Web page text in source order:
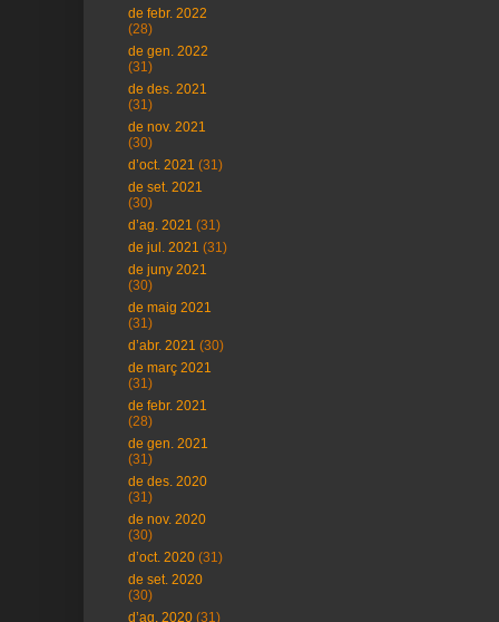
de febr. 2022
(28)
de gen. 2022
(31)
de des. 2021
(31)
de nov. 2021
(30)
d’oct. 2021 (31)
de set. 2021
(30)
d’ag. 2021 (31)
de jul. 2021 (31)
de juny 2021
(30)
de maig 2021
(31)
d’abr. 2021 (30)
de març 2021
(31)
de febr. 2021
(28)
de gen. 2021
(31)
de des. 2020
(31)
de nov. 2020
(30)
d’oct. 2020 (31)
de set. 2020
(30)
d’ag. 2020 (31)